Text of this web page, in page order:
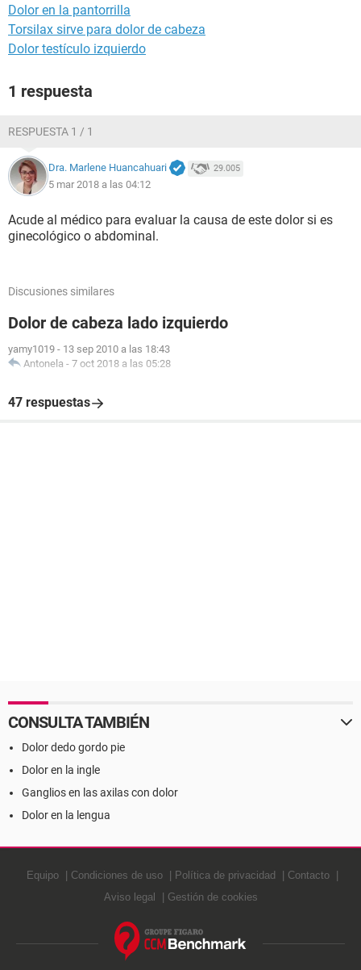
Dolor en la pantorrilla
Torsilax sirve para dolor de cabeza
Dolor testículo izquierdo
1 respuesta
RESPUESTA 1 / 1
Dra. Marlene Huancahuari 29.005
5 mar 2018 a las 04:12
Acude al médico para evaluar la causa de este dolor si es
ginecológico o abdominal.
Discusiones similares
Dolor de cabeza lado izquierdo
yamy1019 - 13 sep 2010 a las 18:43
Antonela - 7 oct 2018 a las 05:28
47 respuestas
CONSULTA TAMBIÉN
Dolor dedo gordo pie
Dolor en la ingle
Ganglios en las axilas con dolor
Dolor en la lengua
Equipo Condiciones de uso Política de privacidad
Contacto
Aviso legal
Gestión de cookies